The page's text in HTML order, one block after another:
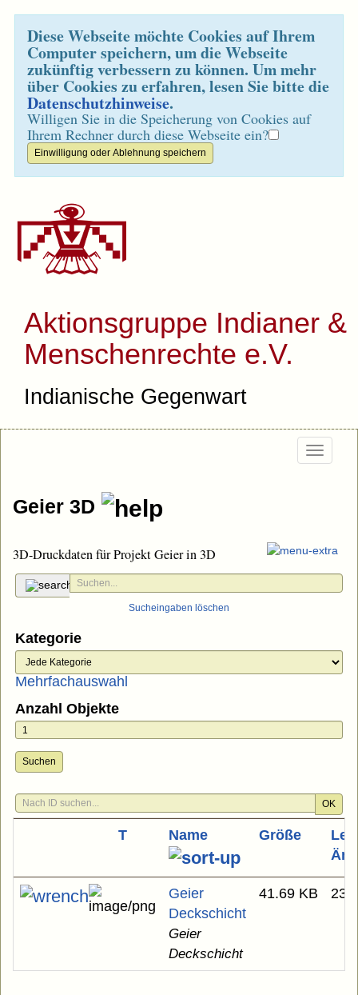
Diese Webseite möchte Cookies auf Ihrem
Computer speichern, um die Webseite
zukünftig verbessern zu können. Um mehr
über Cookies zu erfahren, lesen Sie bitte die
Datenschutzhinweise.
Willigen Sie in die Speicherung von Cookies auf
Ihrem Rechner durch diese Webseite ein?
Aktionsgruppe Indianer &
Menschenrechte e.V.
Indianische Gegenwart
Geier 3D
3D-Druckdaten für Projekt Geier in 3D
Sucheingaben löschen
Kategorie
Mehrfachauswahl
Anzahl Objekte
Suchen
OK
T Name Größe
Geier
Deckschicht
Geier
Deckschicht
41.69 KB